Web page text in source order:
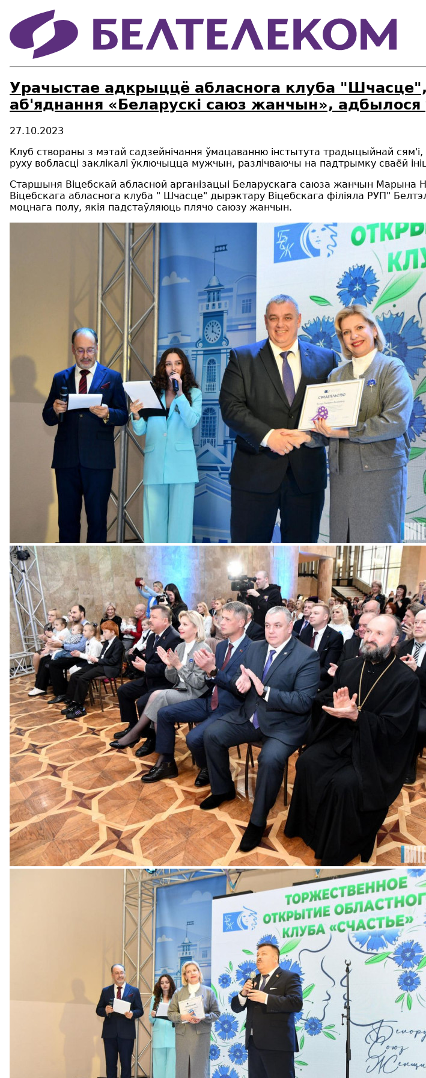
Урачыстае адкрыццё абласнога клуба "Шчасце",
аб'яднання «Беларускі саюз жанчын», адбылося
27.10.2023
Клуб створаны з мэтай садзейнічання ўмацаванню інстытута традыцыйнай
руху вобласці заклікалі ўключыцца мужчын, разлічваючы на падтрымку сваёй
Старшыня Віцебскай абласной арганізацыі Беларускага саюза жанчын Марына
Віцебскага абласнога клуба " Шчасце" дырэктару Віцебскага філіяла РУП"
моцнага полу, якія падстаўляюць плячо саюзу жанчын.